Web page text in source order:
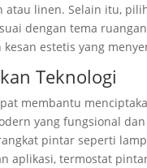
atau linen. Selain itu,
dengan tema
estetis yang
Teknologi
membantu
yang fungsional
pintar seperti
aplikasi, termostat